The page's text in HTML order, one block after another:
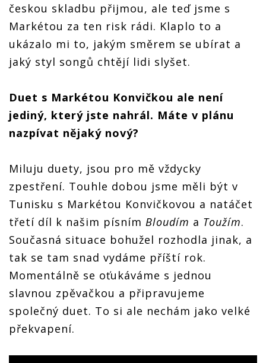
českou skladbu přijmou, ale teď jsme s
Markétou za ten risk rádi. Klaplo to a
ukázalo mi to, jakým směrem se ubírat a
jaký styl songů chtějí lidi slyšet.
Duet s Markétou Konvičkou ale není
jediný, který jste nahrál. Máte v plánu
nazpívat nějaký nový?
Miluju duety, jsou pro mě vždycky
zpestření. Touhle dobou jsme měli být v
Tunisku s Markétou Konvičkovou a natáčet
třetí díl k našim písním Bloudím a Toužím.
Současná situace bohužel rozhodla jinak, a
tak se tam snad vydáme příští rok.
Momentálně se oťukáváme s jednou
slavnou zpěvačkou a připravujeme
společný duet. To si ale nechám jako velké
překvapení.